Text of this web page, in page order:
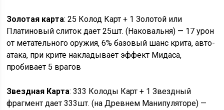
Золотая карта: 25 Колод Карт + 1 Золотой или
Платиновый слиток дает 25шт. (Наковальня) — 17 урон
от метательного оружия, 6% базовый шанс крита, авто-
атака, при крите накладывает эффект Мидаса,
пробивает 5 врагов
Звездная Карта: 333 Колоды Карт + 1 Звездный
фрагмент дает 333шт. (на Древнем Манипуляторе) —